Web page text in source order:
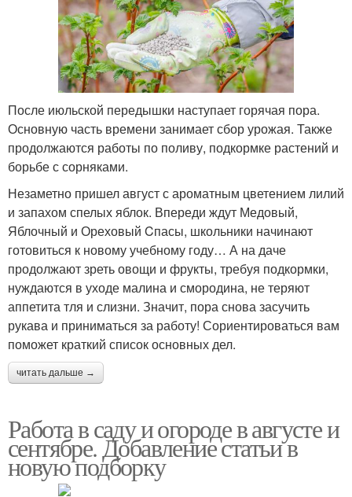
После июльской передышки наступает горячая пора.
Основную часть времени занимает сбор урожая. Также
продолжаются работы по поливу, подкормке растений и
борьбе с сорняками.
Незаметно пришел август с ароматным цветением лилий
и запахом спелых яблок. Впереди ждут Медовый,
Яблочный и Ореховый Cпасы, школьники начинают
готовиться к новому учебному году… А на даче
продолжают зреть овощи и фрукты, требуя подкормки,
нуждаются в уходе малина и смородина, не теряют
аппетита тля и слизни. Значит, пора снова засучить
рукава и приниматься за работу! Сориентироваться вам
поможет краткий список основных дел.
читать дальше →
Работа в саду и огороде в августе и
сентябре. Добавление статьи в
новую подборку